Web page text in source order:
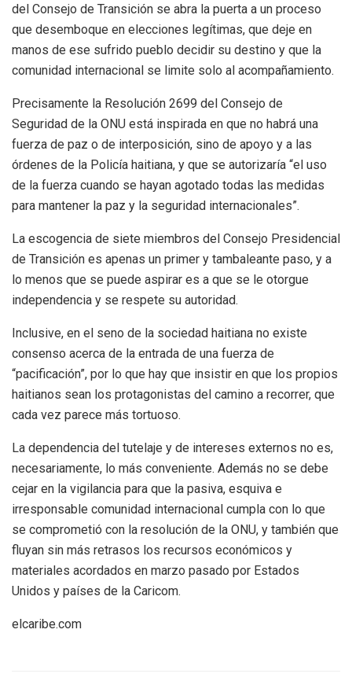
del Consejo de Transición se abra la puerta a un proceso
que desemboque en elecciones legítimas, que deje en
manos de ese sufrido pueblo decidir su destino y que la
comunidad internacional se limite solo al acompañamiento.
Precisamente la Resolución 2699 del Consejo de
Seguridad de la ONU está inspirada en que no habrá una
fuerza de paz o de interposición, sino de apoyo y a las
órdenes de la Policía haitiana, y que se autorizaría “el uso
de la fuerza cuando se hayan agotado todas las medidas
para mantener la paz y la seguridad internacionales”.
La escogencia de siete miembros del Consejo Presidencial
de Transición es apenas un primer y tambaleante paso, y a
lo menos que se puede aspirar es a que se le otorgue
independencia y se respete su autoridad.
Inclusive, en el seno de la sociedad haitiana no existe
consenso acerca de la entrada de una fuerza de
“pacificación”, por lo que hay que insistir en que los propios
haitianos sean los protagonistas del camino a recorrer, que
cada vez parece más tortuoso.
La dependencia del tutelaje y de intereses externos no es,
necesariamente, lo más conveniente. Además no se debe
cejar en la vigilancia para que la pasiva, esquiva e
irresponsable comunidad internacional cumpla con lo que
se comprometió con la resolución de la ONU, y también que
fluyan sin más retrasos los recursos económicos y
materiales acordados en marzo pasado por Estados
Unidos y países de la Caricom.
elcaribe.com